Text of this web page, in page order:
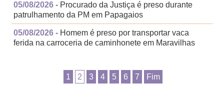
05/08/2026 - Procurado da Justiça é preso durante
patrulhamento da PM em Papagaios
05/08/2026 - Homem é preso por transportar vaca
ferida na carroceria de caminhonete em Maravilhas
1 2 3 4 5 6 7 Fim